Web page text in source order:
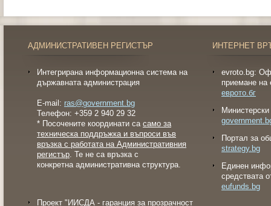
АДМИНИСТРАТИВЕН РЕГИСТЪР
Интегрирана информационна система на
държавната администрация
E-mail: ras@government.bg
Телефон: +359 2 940 29 32
* Посочените координати са само за
техническа поддръжка и въпроси във
връзка с работата на Административния
регистър. Те не са връзка с
конкретна административна структура.
Проект "ИИСДА - гаранция за прозрачност
ИНТЕРНЕТ
evroto.bg:
приемане на
еврото.бг
Портал за
strategy.bg
Eдинен
средствата
eufunds.bg